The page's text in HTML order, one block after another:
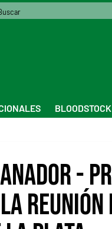
BLOODSTOCK
-
reunión